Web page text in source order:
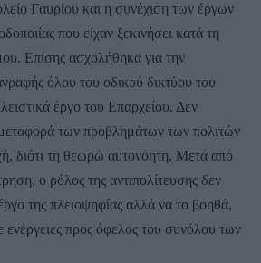
Γαυρίου και η συνέχιση των έργων
που είχαν ξεκινήσει κατά τη
Επίσης ασχολήθηκα για την
όλου του οδικού δικτύου του
έργο του Επαρχείου. Δεν
των προβλημάτων των πολιτών
διότι τη θεωρώ αυτονόητη. Μετά από
ο ρόλος της αντιπολίτευσης δεν
της πλειοψηφίας αλλά να το βοηθά,
προς όφελος του συνόλου των